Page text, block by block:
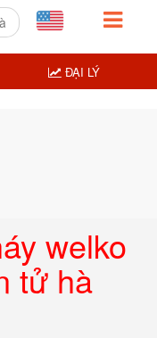
welko
tử hà
ĐẠI LÝ